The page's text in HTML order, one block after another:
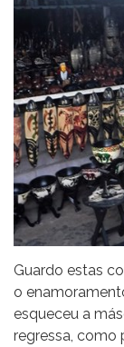
Guardo estas
o
esqueceu a
regressa, como